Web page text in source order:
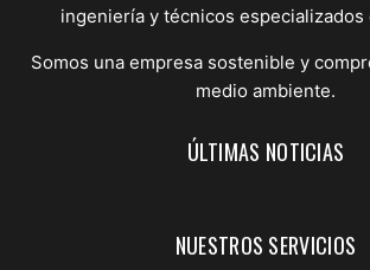
ingeniería y técnicos especializados
Somos una empresa sostenible y
medio ambiente.
ÚLTIMAS NOTICIAS
NUESTROS SERVICIOS